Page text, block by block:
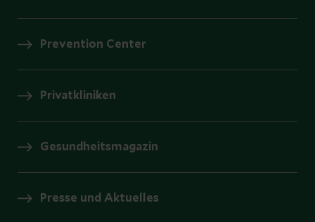
Prevention Center
Privatkliniken
Gesundheitsmagazin
Presse und Aktuelles